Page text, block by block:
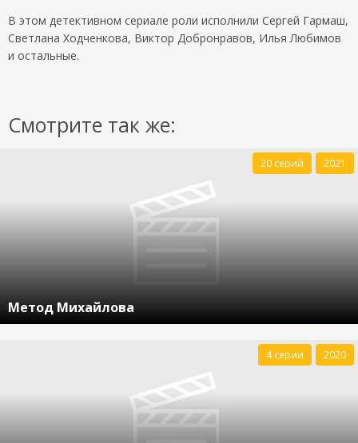
В этом детективном сериале роли исполнили Сергей Гармаш,
Светлана Ходченкова, Виктор Добронравов, Илья Любимов
и остальные.
Смотрите так же:
Метод Михайлова
20 серий 2021
4 серии 2020